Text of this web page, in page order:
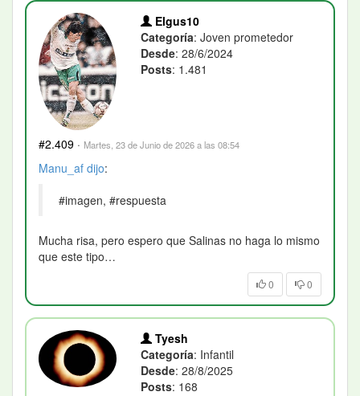
Elgus10
Categoría: Joven prometedor
Desde: 28/6/2024
Posts: 1.481
#2.409 · Martes, 23 de Junio de 2026 a las 08:54
Manu_af dijo:
#imagen, #respuesta
Mucha risa, pero espero que Salinas no haga lo mismo
que este tipo…
0 0
Tyesh
Categoría: Infantil
Desde: 28/8/2025
Posts: 168